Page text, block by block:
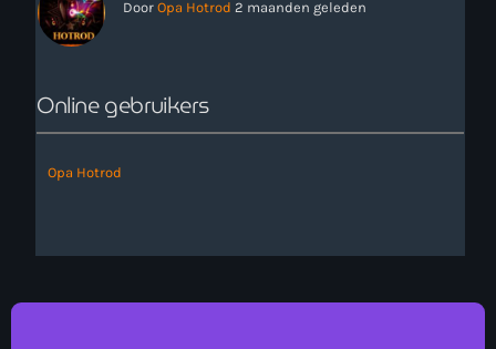
Door Opa Hotrod 2 maanden geleden
Online gebruikers
Opa Hotrod